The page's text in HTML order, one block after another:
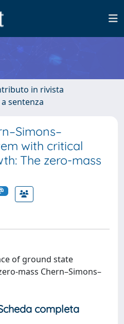
in rivista
sentenza
with critical
The zero-mass
of ground state
mass Chern–Simons–
completa